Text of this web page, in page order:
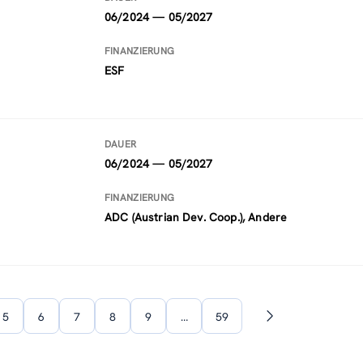
06/2024 — 05/2027
FINANZIERUNG
ESF
DAUER
06/2024 — 05/2027
FINANZIERUNG
ADC (Austrian Dev. Coop.), Andere
5 6 7 8 9 … 59
Nächste